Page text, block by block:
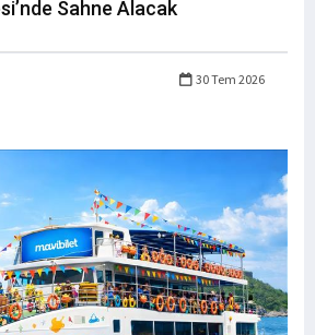
Sahne Alacak
30 Tem 2026